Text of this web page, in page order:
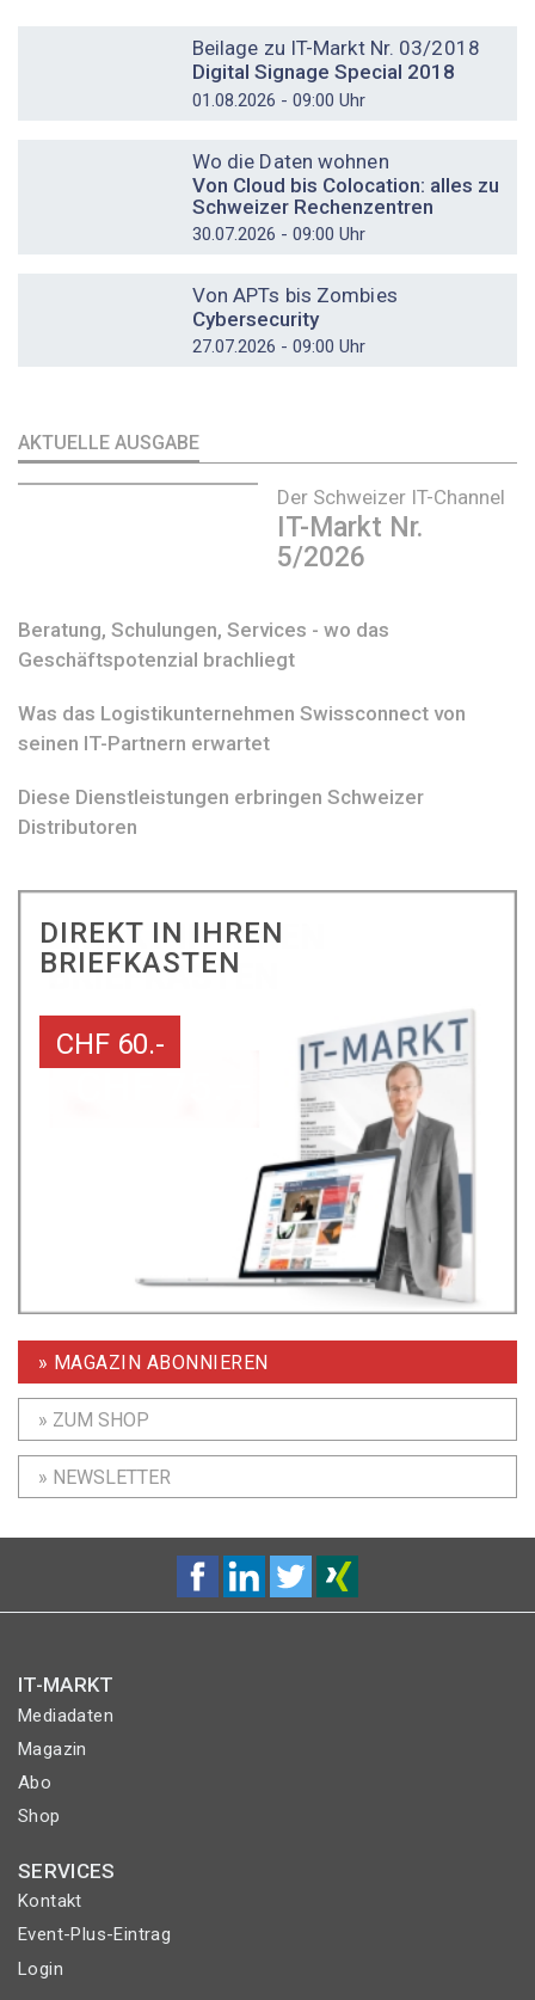
Beilage zu IT-Markt Nr. 03/2018
Digital Signage Special 2018
01.08.2026 - 09:00 Uhr
Wo die Daten wohnen
Von Cloud bis Colocation: alles zu
Schweizer Rechenzentren
30.07.2026 - 09:00 Uhr
Von APTs bis Zombies
Cybersecurity
27.07.2026 - 09:00 Uhr
AKTUELLE AUSGABE
Der Schweizer IT-Channel
IT-Markt Nr.
5/2026
Beratung, Schulungen, Services - wo das
Geschäftspotenzial brachliegt
Was das Logistikunternehmen Swissconnect von
seinen IT-Partnern erwartet
Diese Dienstleistungen erbringen Schweizer
Distributoren
DIREKT IN IHREN
BRIEFKASTEN
CHF 60.-
» MAGAZIN ABONNIEREN
» ZUM SHOP
» NEWSLETTER
IT-MARKT
Mediadaten
Magazin
Abo
Shop
SERVICES
Kontakt
Event-Plus-Eintrag
Login